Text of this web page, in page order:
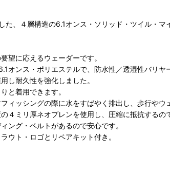
、４層構造の6.1オンス・ソリッド・ツイル・
望に応えるウェーダーです。
ンス・ポリエステルで、防水性／透湿性バリヤ
し耐久性を強化しました。
と着用できます。
ッシングの際に水をすばやく排出し、歩行やウ
ミリ厚ネオプレンを使用し、圧縮に抵抗するの
ング・ベルトがあるので安心です。
ウト・ロゴとリペアキット付き。